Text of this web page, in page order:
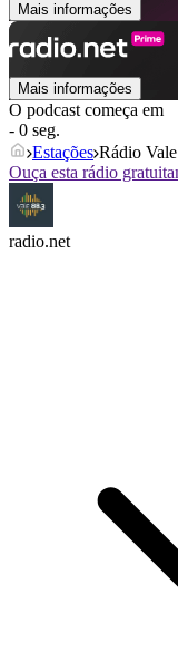
Mais informações
Mais informações
O podcast começa em
- 0 seg.
Estações Rádio
Ouça esta rádio
radio.net